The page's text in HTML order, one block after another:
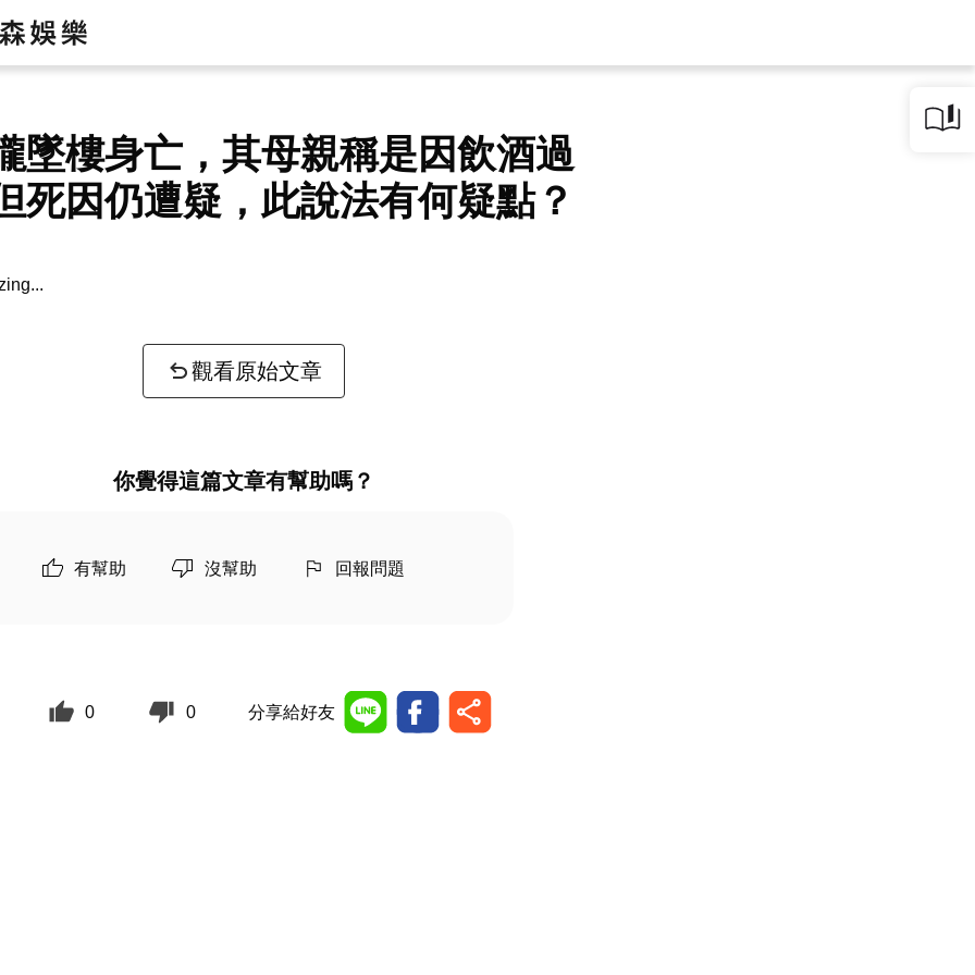
墜樓身亡，其母親稱是因飲酒過
死因仍遭疑，此說法有何疑點？
觀看原始文章
你覺得這篇文章有幫助嗎？
有幫助 沒幫助 回報問題
0 0 分享給好友